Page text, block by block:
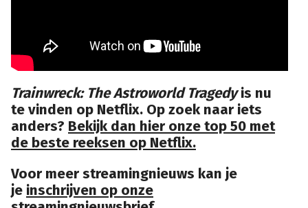
Trainwreck: The Astroworld Tragedyis nu
te vinden op Netflix. Op zoek naar iets
anders? Bekijk dan hier onze top 50 met
de beste reeksen op Netflix.
Voor meer streamingnieuws kan je
je inschrijven op onze